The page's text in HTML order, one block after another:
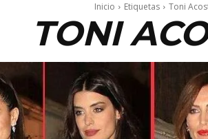
Inicio Etiquetas Toni
TONI